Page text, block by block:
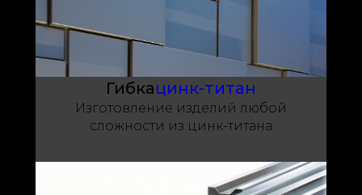
Гибкацинк-титан
Изготовление изделий любой
сложности из цинк-титана